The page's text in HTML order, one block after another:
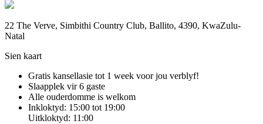
22 The Verve, Simbithi Country Club, Ballito, 4390, KwaZulu-
Natal
Sien kaart
Gratis kansellasie tot 1 week voor jou verblyf!
Slaapplek vir 6 gaste
Alle ouderdomme is welkom
Inkloktyd: 15:00 tot 19:00
Uitkloktyd: 11:00